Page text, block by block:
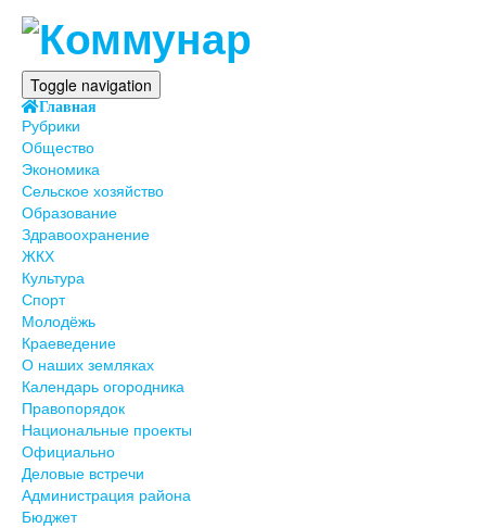
Toggle navigation
Главная
Рубрики
Общество
Экономика
Сельское хозяйство
Образование
Здравоохранение
ЖКХ
Культура
Спорт
Молодёжь
Краеведение
О наших земляках
Календарь огородника
Правопорядок
Национальные проекты
Официально
Деловые встречи
Администрация района
Бюджет